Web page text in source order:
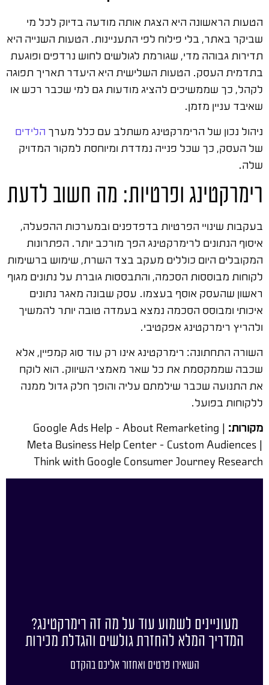
הטעות הראשונה היא הצגת אותה מודעה בדיוק לכל מי
שביקר באתר, בלי פילוח לפי התעניינות. הטעות השנייה היא
תדירות גבוהה מדי, שגורמת לגולשים לחוש נרדפים ופוגעת
בתדמית העסק. הטעות השלישית היא היעדר תאריך תפוגה
לקהל, כך שממשיכים להציג מודעות גם למי שכבר רכש או
שאיבד עניין מזמן.
ניהול נכון של הרימרקטינג משתלב עם כלל מערך הלידים
של העסק, כך שכל פנייה נמדדת ומיוחסת למקור המדויק
שלה.
רימרקטינג ופרטיות: מה חשוב לדעת
בעקבות שינויי הפרטיות בדפדפנים ובמערכות ההפעלה,
איסוף הנתונים לרימרקטינג הפך מורכב יותר. הפתרונות
המקובלים היום כוללים מעקב בצד השרת, שימוש ברשימות
לקוחות מבוססות הסכמה, והתבססות גוברת על נתונים מגוף
ראשון שהעסק אוסף בעצמו. עסק שבונה מאגר נתונים
איכותי ומבוסס הסכמה נמצא בעמדה טובה יותר להמשיך
ולהריץ רימרקטינג אפקטיבי.
השורה התחתונה: רימרקטינג אינו רק עוד סוג קמפיין, אלא
שכבה שממקסמת את כל שאר מאמצי השיווק. הוא לוקח
את התנועה שכבר שילמתם עליה והופך חלק גדול ממנה
ללקוחות בפועל.
מקורות: Google Ads Help – About Remarketing |
Meta Business Help Center – Custom Audiences |
Think with Google Consumer Journey Research
מעוניינים לשמוע עוד על מה זה רימרקטינג?
המדריך המלא להחזרת גולשים והגדלת מכירות
השאירו פרטים ואחזור אליכם בהקדם